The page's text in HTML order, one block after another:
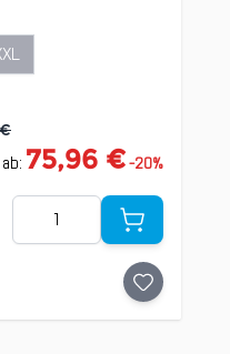
75,96 €-20%
Menge